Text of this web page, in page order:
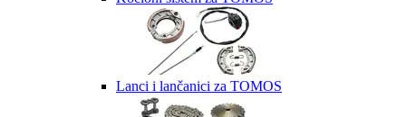
Lanci i lančanici za TOMOS